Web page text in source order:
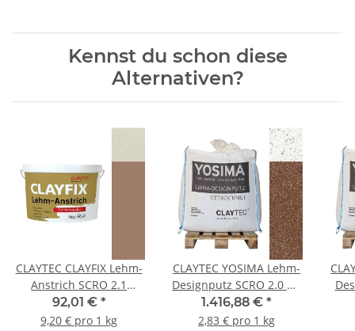
Kennst du schon diese
Alternativen?
CLAYTEC CLAYFIX Lehm-
Anstrich SCRO 2.1
Feinkorn - 10 kg Eimer
92,01 € *
9,20 € pro 1 kg
CLAYTEC YOSIMA Lehm-
Designputz SCRO 2.0 HE
- 500 kg BigBag
1.416,88 € *
2,83 € pro 1 kg